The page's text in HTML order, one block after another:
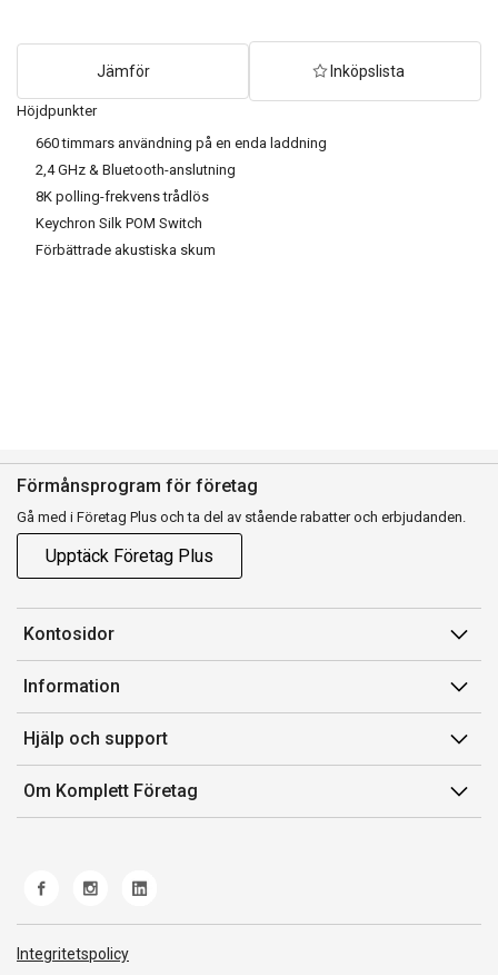
Höjdpunkter
660 timmars användning på en enda laddning
2,4 GHz & Bluetooth-anslutning
8K polling-frekvens trådlös
Keychron Silk POM Switch
Förbättrade akustiska skum
Jämför Inköpslista
Förmånsprogram för företag
Gå med i Företag Plus och ta del av stående rabatter och erbjudanden.
Upptäck Företag Plus
Kontosidor
Mina sidor
Orderhistorik
Fakturor & Kvitton
Inköpslistor
Information
Försäljningsvillkor
Villkor för Komplett Företag Plus
Felsökning & guider
Hjälp och support
Kontakta oss
Kundservice
Frakt och leverans
Om Komplett Företag
Integritetspolicy